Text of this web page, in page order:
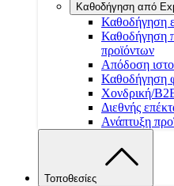
Καθοδήγηση από
Καθοδήγηση
Καθοδήγηση
προϊόντων
Απόδοση
Καθοδήγηση
Χονδρική/
Διεθνής
Ανάπτυξη
Τοποθεσίες